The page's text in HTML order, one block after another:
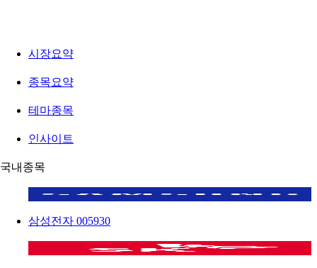
시장요약
종목요약
테마종목
인사이트
국내종목
삼성전자 005930